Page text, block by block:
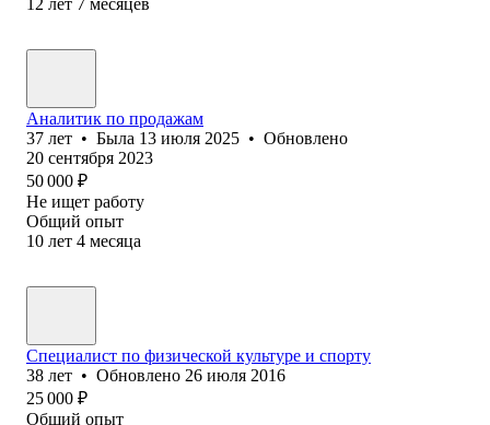
Аналитик по продажам
37 лет • Была 13 июля 2025 • Обновлено
20 сентября 2023
50 000 ₽
Не ищет работу
Общий опыт
10 лет 4 месяца
Специалист по физической культуре и спорту
38 лет • Обновлено 26 июля 2016
25 000 ₽
Общий опыт